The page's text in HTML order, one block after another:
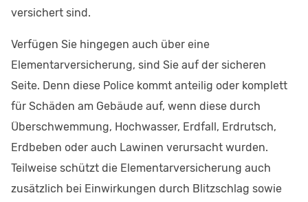
versichert sind.
Verfügen Sie hingegen auch über eine
Elementarversicherung, sind Sie auf der sicheren
Seite. Denn diese Police kommt anteilig oder komplett
für Schäden am Gebäude auf, wenn diese durch
Überschwemmung, Hochwasser, Erdfall, Erdrutsch,
Erdbeben oder auch Lawinen verursacht wurden.
Teilweise schützt die Elementarversicherung auch
zusätzlich bei Einwirkungen durch Blitzschlag sowie